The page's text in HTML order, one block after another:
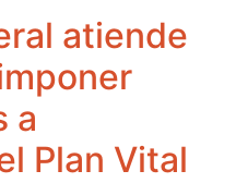
atiende
a
Plan Vital